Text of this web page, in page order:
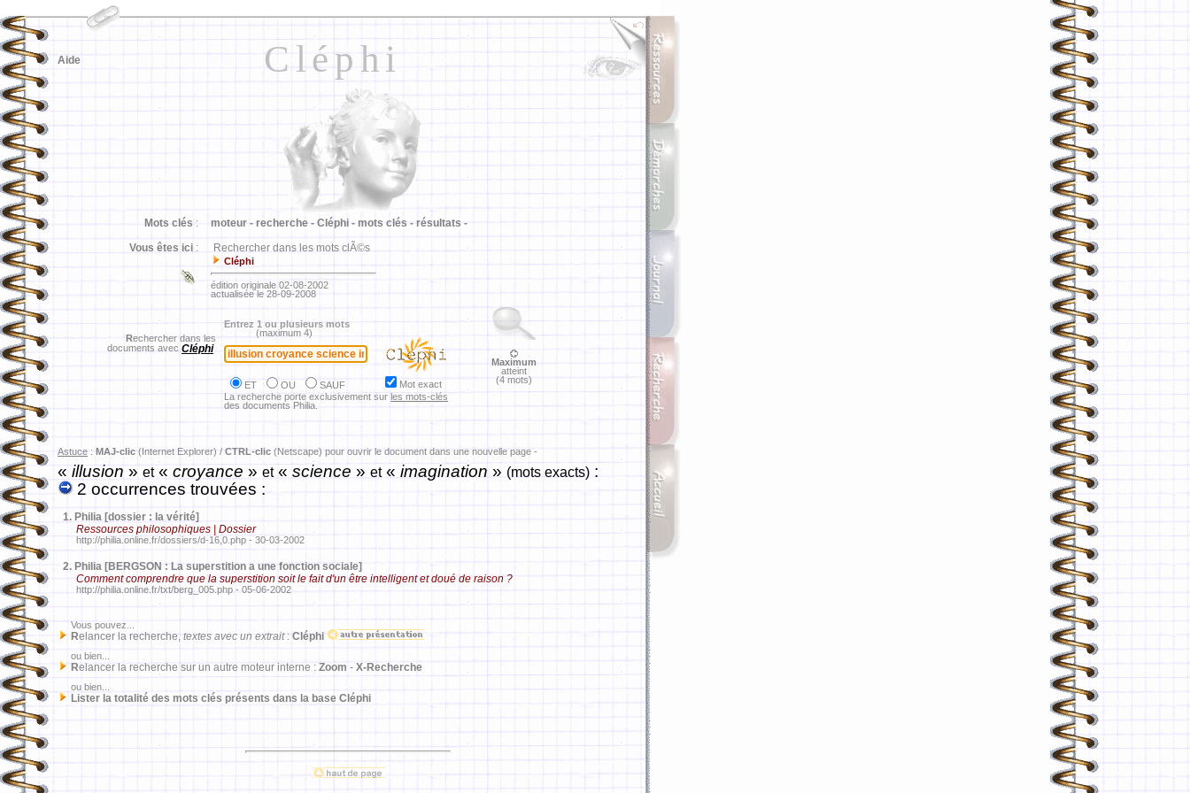
Cléphi
Aide
Mots clés : moteur - recherche - Cléphi - mots clés - résultats -
Vous êtes ici : Rechercher dans les mots clÃ©s
Cléphi
édition originale 02-08-2002
actualisée le 28-09-2008
Rechercher dans les
documents avec Cléphi
Entrez 1 ou plusieurs mots
(maximum 4)
ET OU SAUF
Mot exact
La recherche porte exclusivement sur les mots-clés
des documents Philia.
Maximum
atteint
(4 mots)
Astuce : MAJ-clic (Internet Explorer) / CTRL-clic (Netscape) pour ouvrir le document dans une nouvelle page -
«illusion» et« croyance » et« science » et« imagination » (mots exacts) :
2 occurrences trouvées :
1. Philia [dossier : la vérité]
Ressources philosophiques | Dossier
http://philia.online.fr/dossiers/d-16,0.php - 30-03-2002
2. Philia [BERGSON : La superstition a une fonction sociale]
Comment comprendre que la superstition soit le fait d'un être intelligent et doué de raison ?
http://philia.online.fr/txt/berg_005.php - 05-06-2002
Vous pouvez...
Relancer la recherche, textes avec un extrait: Cléphi
ou bien...
Relancer la recherche sur un autre moteur interne : Zoom - X-Recherche
ou bien...
Lister la totalité des mots clés présents dans la base Cléphi